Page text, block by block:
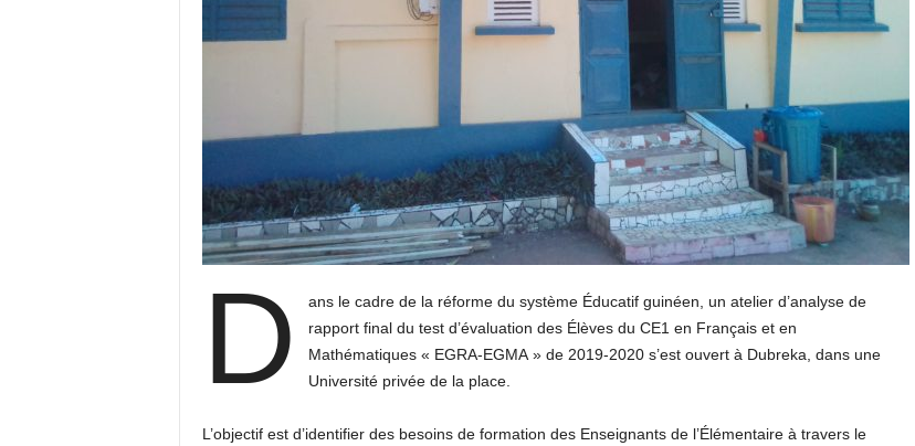
D
ans le cadre de la réforme du système Éducatif guinéen, un atelier d’analyse de
rapport final du test d’évaluation des Élèves du CE1 en Français et en
Mathématiques « EGRA-EGMA » de 2019-2020 s’est ouvert à Dubreka, dans une
Université privée de la place.
L’objectif est d’identifier des besoins de formation des Enseignants de l’Élémentaire à travers le